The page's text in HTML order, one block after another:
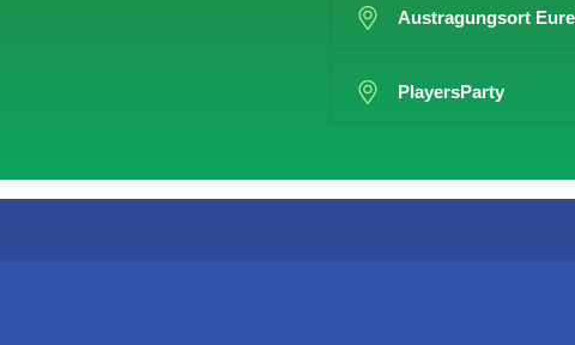
Austragungsort
PlayersParty